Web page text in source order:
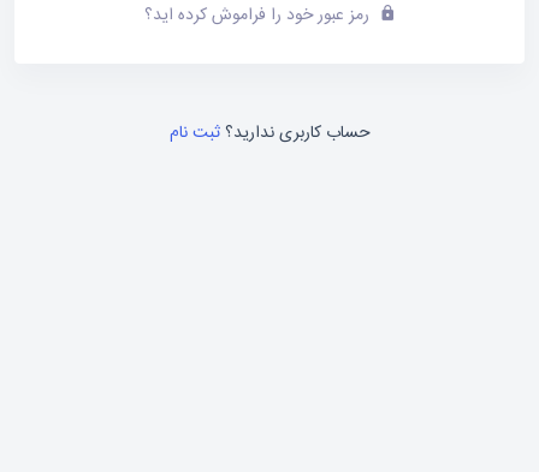
رمز عبور خود را فراموش کرده اید؟
حساب کاربری ندارید؟ثبت نام